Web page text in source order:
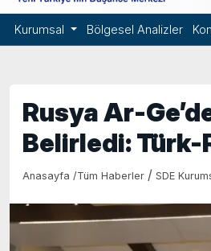
Kurumsal Bölgesel Analizler
Rusya Ar-
Belirledi:
Anasayfa /Tüm Haberler / SDE